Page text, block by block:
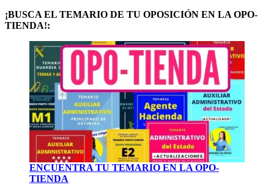
¡BUSCA EL TEMARIO DE TU OPOSICIÓN EN LA OPO-
TIENDA!:
ENCUENTRA TU TEMARIO EN LA OPO-
TIENDA